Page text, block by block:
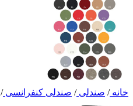
خانه/ صندلی/ صندلی کنفرانسی/